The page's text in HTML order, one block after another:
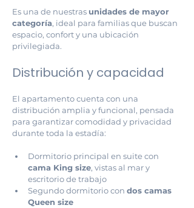
Es una de nuestras unidades de mayor
categoría, ideal para familias que buscan
espacio, confort y una ubicación
privilegiada.
Distribución y capacidad
El apartamento cuenta con una
distribución amplia y funcional, pensada
para garantizar comodidad y privacidad
durante toda la estadía:
Dormitorio principal en suite con
cama King size, vistas al mar y
escritorio de trabajo
Segundo dormitorio con dos camas
Queen size